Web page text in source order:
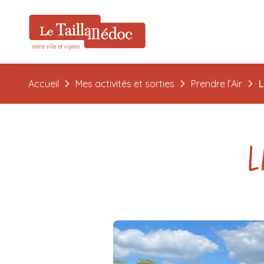
Accueil Mes activités et sorties Prendre l’Air